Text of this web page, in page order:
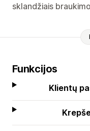
sklandžiais
Funkcijos
Klientų